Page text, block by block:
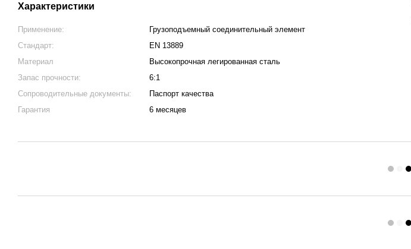
Характеристики
Применение:
Грузоподъемный соединительный элемент
Стандарт:
EN 13889
Материал
Высокопрочная легированная сталь
Запас прочности:
6:1
Сопроводительные документы:
Паспорт качества
Гарантия
6 месяцев